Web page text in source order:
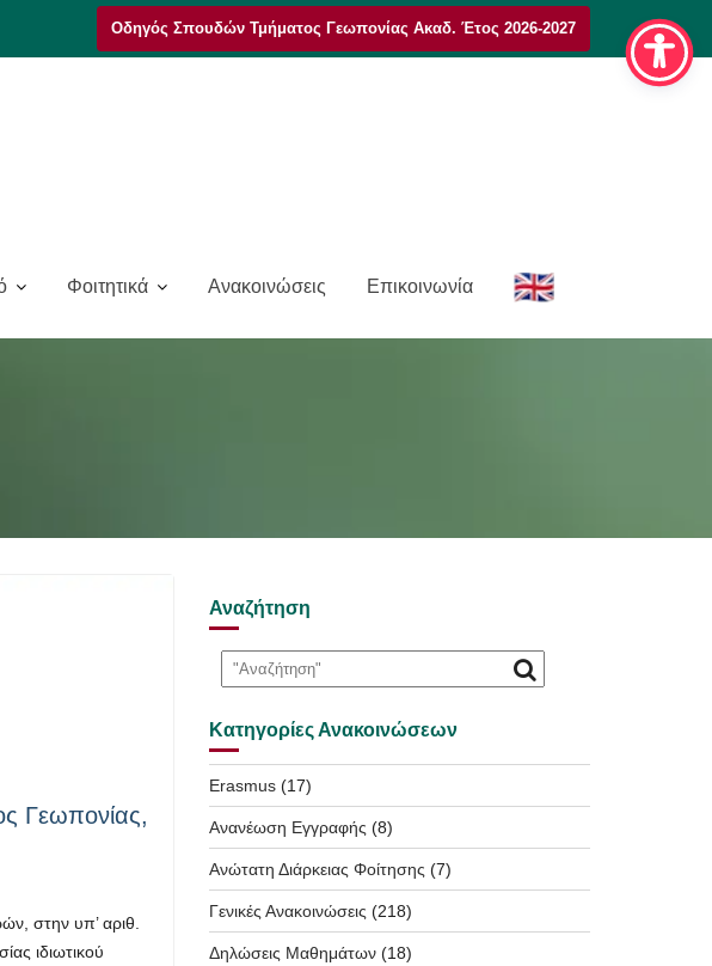
Οδηγός Σπουδών Τμήματος Γεωπονίας Ακαδ. Έτος 2026-2027
Φοιτητικά Ανακοινώσεις Επικοινωνία
E
n
Γεωπονίας,
στην υπ’ αριθ.
ιδιωτικού
Αναζήτηση
Κατηγορίες Ανακοινώσεων
Erasmus(17)
Ανανέωση Εγγραφής (8)
Ανώτατη Διάρκειας Φοίτησης (7)
Γενικές Ανακοινώσεις (218)
Δηλώσεις Μαθημάτων(18)